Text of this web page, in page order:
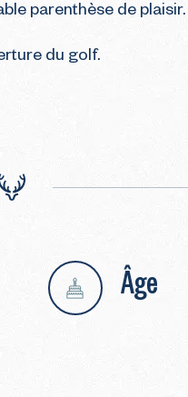
parenthèse de plaisir.
du golf.
Âge